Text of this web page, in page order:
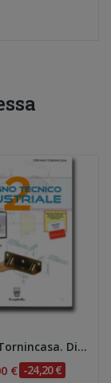
Chirone, Tornincasa. Disegno Tecnico industriale 2
€ -24,20 €